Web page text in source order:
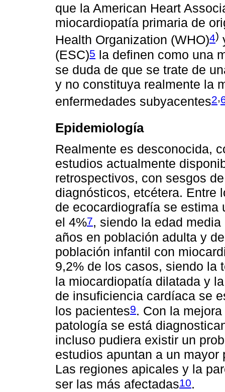
que la American Heart
miocardiopatía primaria de
Health Organization (WHO)4)
(ESC)5 la definen como una
se duda de que se trate de
y no constituya realmente la
enfermedades subyacentes2
Epidemiología
Realmente es desconocida,
estudios actualmente
retrospectivos, con sesgos
diagnósticos, etcétera. Entre
de ecocardiografía se estima
el 4%7, siendo la edad
años en población adulta y
población infantil con
9,2% de los casos, siendo la
la miocardiopatía dilatada y
de insuficiencia cardíaca se
los pacientes9. Con la
patología se está
incluso pudiera existir un
estudios apuntan a un
Las regiones apicales y la
ser las más afectadas10.